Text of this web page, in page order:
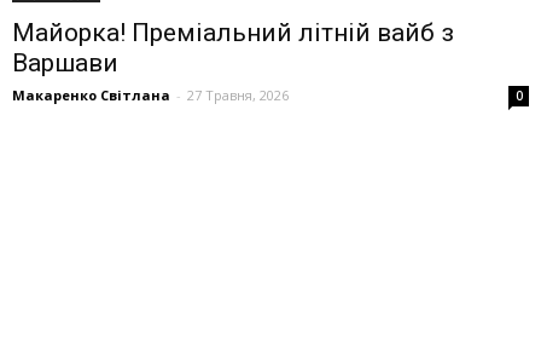
Майорка! Преміальний літній вайб з
Варшави
Макаренко Світлана - 27 Травня, 2026 0